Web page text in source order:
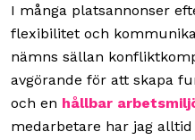
I många platsannonser
flexibilitet och
nämns sällan
avgörande för att skapa
och en hållbar
medarbetare har jag